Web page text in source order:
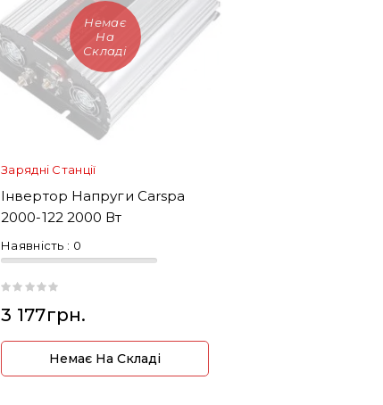
Немає
На
Складі
Зарядні Станції
Інвертор Напруги Carspa
2000-122 2000 Вт
Наявність : 0
3 177грн.
Немає На Складі